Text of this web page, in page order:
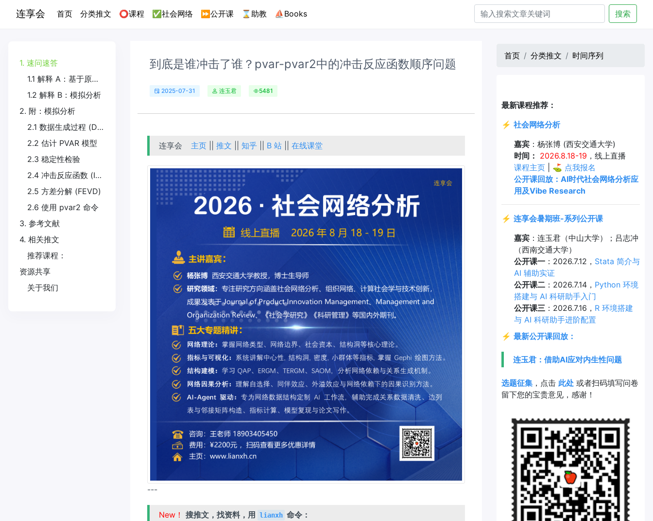
连享会 首页(current)
分类推文 ⭕课程 ✅社会网络 ⏩公开课 ⌛助教 ⛵Books 搜索
1. 速问速答
1.1 解释 A：基于原始程序中的注释语句
1.2 解释 B：模拟分析
2. 附：模拟分析
2.1 数据生成过程 (DGP)
2.2 估计 PVAR 模型
2.3 稳定性检验
2.4 冲击反应函数 (IRFs)
2.5 方差分解 (FEVD)
2.6 使用 pvar2 命令
3. 参考文献
4. 相关推文
推荐课程：
资源共享
关于我们
到底是谁冲击了谁？pvar-pvar2中的冲击反应函数顺序问题
2025-07-31 连玉君 5481
连享会 主页 ||推文 ||知乎 B 站 ||在线课堂
---
New！ 搜推文，找资料，用 lianxh 命令：
首页 分类推文 时间序列
最新课程推荐：
⚡ 社会网络分析
嘉宾：杨张博 (西安交通大学)
时间： 2026.8.18-19 ，线上直播
课程主页| ⛳ 点我报名
公开课回放：AI时代社会网络分析应
用及Vibe Research
⚡ 连享会暑期班-系列公开课
嘉宾：连玉君（中山大学）；吕志冲
（西南交通大学）
公开课一：2026.7.12， Stata 简介与
AI 辅助实证
公开课二：2026.7.14， Python 环境
搭建与 AI 科研助手入门
公开课三：2026.7.16， R 环境搭建
与 AI 科研助手进阶配置
⚡ 最新公开课回放：
连玉君：借助AI应对内生性问题
选题征集 ，点击 此处 或者扫码填写问卷
留下您的宝贵意见，感谢！